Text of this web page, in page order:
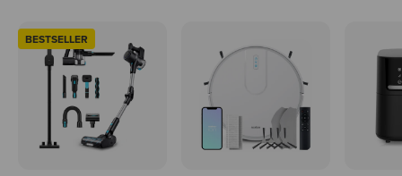
BESTSELLER